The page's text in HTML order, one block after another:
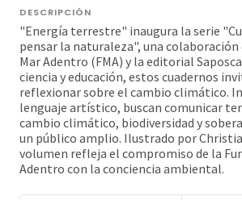
DESCRIPCIÓN
"Energía terrestre" inaugura la serie
pensar la naturaleza", una
Mar Adentro (FMA) y la editorial
ciencia y educación, estos cuadernos
reflexionar sobre el cambio climático.
lenguaje artístico, buscan comunicar
cambio climático, biodiversidad y
un público amplio. Ilustrado por
volumen refleja el compromiso de la
Adentro con la conciencia ambiental.